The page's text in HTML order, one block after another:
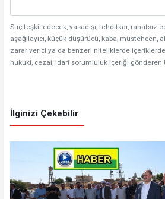
Suç teşkil edecek, yasadışı, tehditkar, rahatsız
aşağılayıcı, küçük düşürücü, kaba, müstehcen,
zarar verici ya da benzeri niteliklerde
hukuki, cezai, idari sorumluluk içeriği gönderen
İlginizi Çekebilir